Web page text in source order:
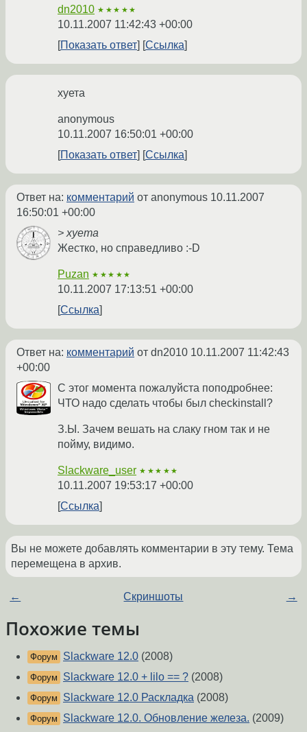
dn2010 ★★★★★
10.11.2007 11:42:43 +00:00
Показать ответ
Ссылка
хуета
anonymous
10.11.2007 16:50:01 +00:00
Показать ответ
Ссылка
Ответ на: комментарий от anonymous 10.11.2007
16:50:01 +00:00
> хуета
Жестко, но справедливо :-D
Puzan ★★★★★
10.11.2007 17:13:51 +00:00
Ссылка
Ответ на: комментарий от dn2010 10.11.2007 11:42:43
+00:00
С этог момента пожалуйста поподробнее:
ЧТО надо сделать чтобы был checkinstall?
З.Ы. Зачем вешать на слаку гном так и не
пойму, видимо.
Slackware_user ★★★★★
10.11.2007 19:53:17 +00:00
Ссылка
Вы не можете добавлять комментарии в эту тему. Тема
перемещена в архив.
← Скриншоты →
Похожие темы
Форум Slackware 12.0 (2008)
Форум Slackware 12.0 + lilo == ? (2008)
Форум Slackware 12.0 Раскладка (2008)
Форум Slackware 12.0. Обновление железа. (2009)